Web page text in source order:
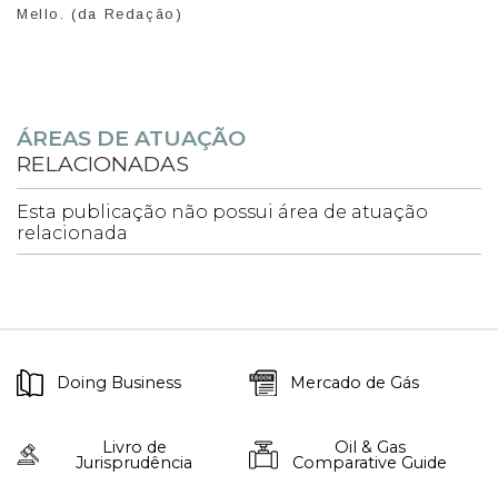
Mello. (da Redação)
ÁREAS DE ATUAÇÃO
RELACIONADAS
Esta publicação não possui área de atuação
relacionada
Doing Business Mercado de Gás
Livro de
Jurisprudência
Oil & Gas
Comparative Guide